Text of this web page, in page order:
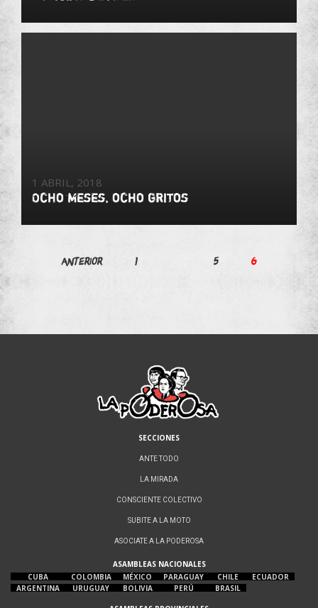
1 ABRIL, 2018
Ocho meses, ocho gritos
Paginación
Anterior 1 5 6
SECCIONES
ANTE TODO
LA MIRADA
CONSCIENTE COLECTIVO
SUBITE A LA MOTO
ASOCIATE A LA PODEROSA
ASAMBLEAS NACIONALES
CUBA
ARGENTINA
COLOMBIA
URUGUAY
MÉXICO
BOLIVIA
PARAGUAY
PERÚ
CHILE
BRASIL
ECUADOR